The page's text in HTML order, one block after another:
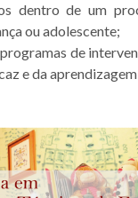
dentro de um
ou adolescente;
de
e da